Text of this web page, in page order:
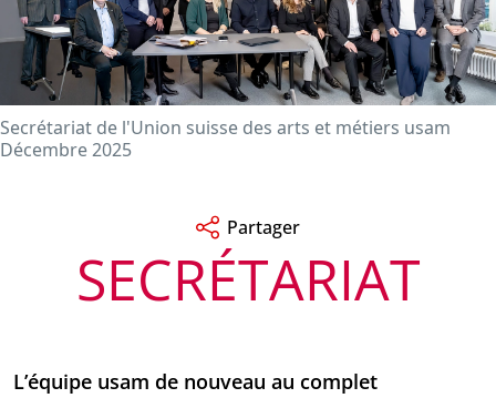
Secrétariat de l'Union suisse des arts et métiers usam
Décembre 2025
Partager
SECRÉTARIAT
L’équipe usam de nouveau au complet